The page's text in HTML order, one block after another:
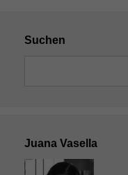
Suchen
Juana Vasella